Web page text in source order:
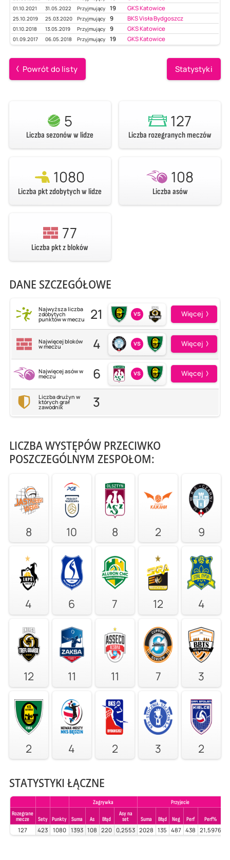
01.10.2021 31.05.2022 Przyjmujący 19 GKS Katowice
25.10.2019 25.03.2020 Przyjmujący 9 BKS Visła Bydgoszcz
01.10.2018 13.05.2019 Przyjmujący 9 GKS Katowice
01.09.2017 06.05.2018 Przyjmujący 19 GKS Katowice
Powrót do listy Statystyki
5
Liczba sezonów w lidze
127
Liczba rozegranych meczów
1080
Liczba pkt zdobytych w lidze
108
Liczba asów
77
Liczba pkt z bloków
DANE SZCZEGÓŁOWE
Najwyższa liczba
zdobytych
punktów w meczu 21 vs Więcej
Najwięcej bloków
w meczu 4 vs Więcej
Najwięcej asów w
meczu 6 vs Więcej
Liczba drużyn w
których grał
zawodnik 3
LICZBA WYSTĘPÓW PRZECIWKO
POSZCZEGÓLNYM ZESPOŁOM:
8 10 8 2 9
4 6 7 12 4
12 11 11 7 3
2 4 2 3 2
STATYSTYKI ŁĄCZNE
Zagrywka
Przyjecie
Rozegrane
mecze
Sety Punkty Suma As Błąd
Asy na
set
Suma Błąd Neg Perf Perf%
127 423 1080 1393 108 220 0,2553 2028 135 487 438 21,5976